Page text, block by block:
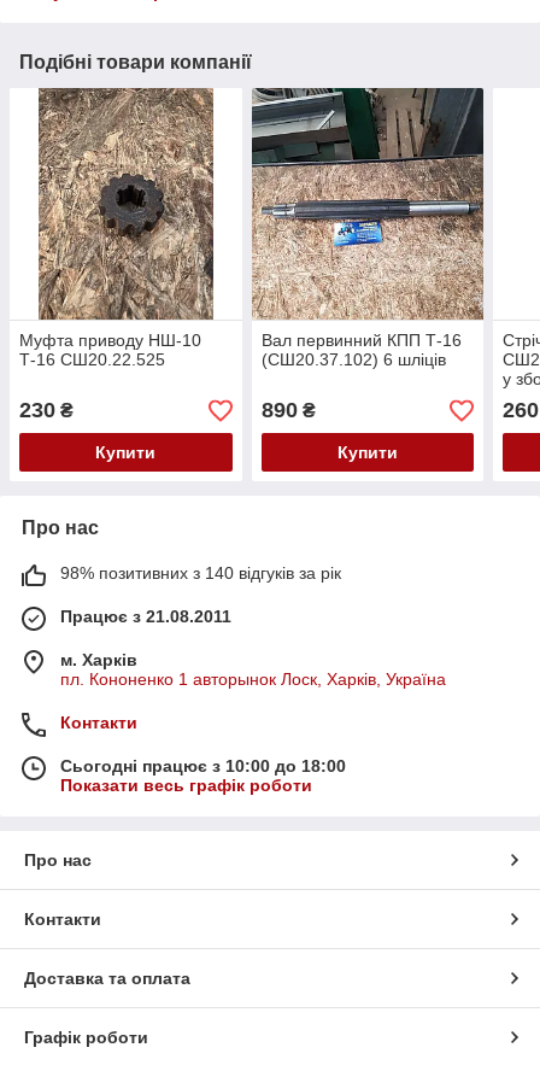
Подібні товари компанії
Муфта приводу НШ-10
Т-16 СШ20.22.525
230 ₴
Купити
Вал первинний КПП Т-16
(СШ20.37.102) 6 шліців
890₴
Купити
у
260
Про нас
98% позитивних з 140 відгуків за рік
Працює з 21.08.2011
м. Харків
пл. Кононенко 1 авторынок Лоск, Харків, Україна
Контакти
Сьогодні працює з 10:00 до 18:00
Показати весь графік роботи
Про нас
Контакти
Доставка та оплата
Графік роботи